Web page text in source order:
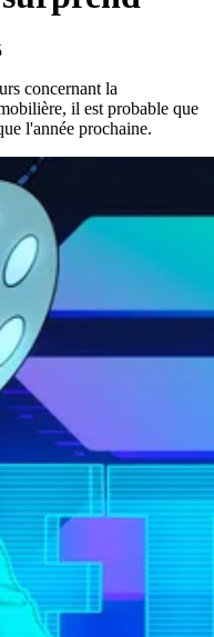
concernant la
il est probable que
l'année prochaine.